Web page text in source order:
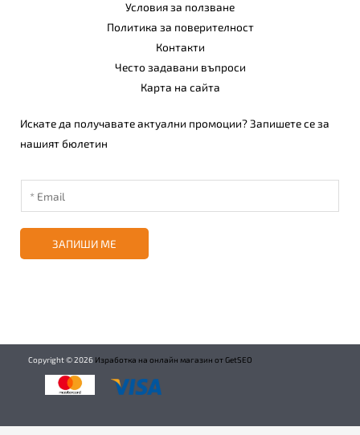
Условия за ползване
Политика за поверителност
Контакти
Често задавани въпроси
Карта на сайта
Искате да получавате актуални промоции? Запишете се за
нашият бюлетин
ЗАПИШИ МЕ
Copyright ©2026 Изработка на онлайн магазин от GetSEO